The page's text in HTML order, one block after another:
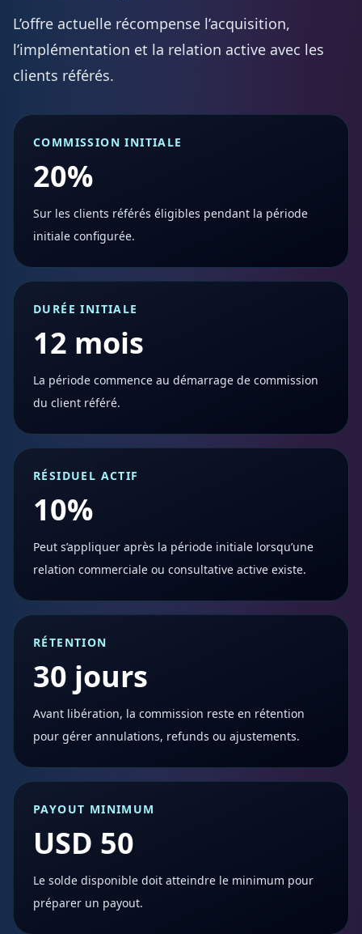
L’offre actuelle récompense l’acquisition,
l’implémentation et la relation active avec les
clients référés.
COMMISSION INITIALE
20%
Sur les clients référés éligibles pendant la période
initiale configurée.
DURÉE INITIALE
12 mois
La période commence au démarrage de commission
du client référé.
RÉSIDUEL ACTIF
10%
Peut s’appliquer après la période initiale lorsqu’une
relation commerciale ou consultative active existe.
RÉTENTION
30 jours
Avant libération, la commission reste en rétention
pour gérer annulations, refunds ou ajustements.
PAYOUT MINIMUM
USD 50
Le solde disponible doit atteindre le minimum pour
préparer un payout.